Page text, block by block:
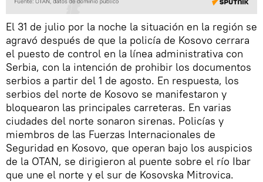
El 31 de julio por la noche la situación en la región se
agravó después de que la policía de Kosovo cerrara
el puesto de control en la línea administrativa con
Serbia, con la intención de prohibir los documentos
serbios a partir del 1 de agosto. En respuesta, los
serbios del norte de Kosovo se manifestaron y
bloquearon las principales carreteras. En varias
ciudades del norte sonaron sirenas. Policías y
miembros de las Fuerzas Internacionales de
Seguridad en Kosovo, que operan bajo los auspicios
de la OTAN, se dirigieron al puente sobre el río Ibar
que une el norte y el sur de Kosovska Mitrovica.